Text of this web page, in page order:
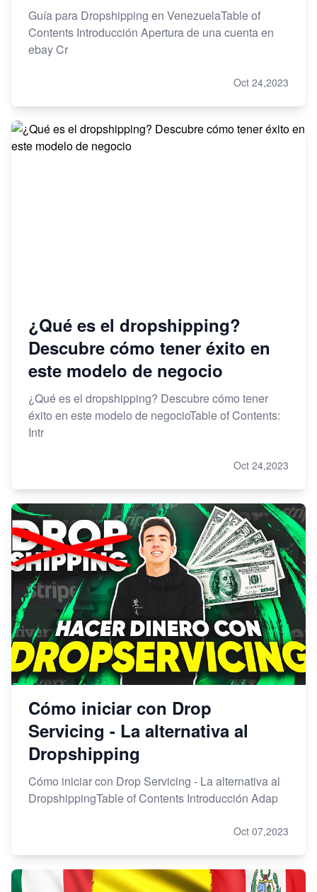
Guía para Dropshipping en VenezuelaTable of
Contents Introducción Apertura de una cuenta en
ebay Cr
Oct 24,2023
¿Qué es el dropshipping?
Descubre cómo tener éxito en
este modelo de negocio
¿Qué es el dropshipping? Descubre cómo tener
éxito en este modelo de negocioTable of Contents:
Intr
Oct 24,2023
Cómo iniciar con Drop
Servicing - La alternativa al
Dropshipping
Cómo iniciar con Drop Servicing - La alternativa al
DropshippingTable of Contents Introducción Adap
Oct 07,2023